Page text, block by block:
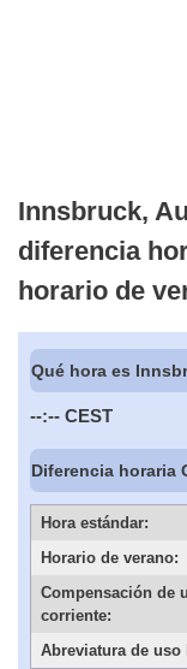
Innsbruck,
diferencia
horario de
Qué hora es
--:-- CEST
Diferencia horaria
Hora estándar:
Horario de verano:
Compensación de
corriente:
Abreviatura de uso